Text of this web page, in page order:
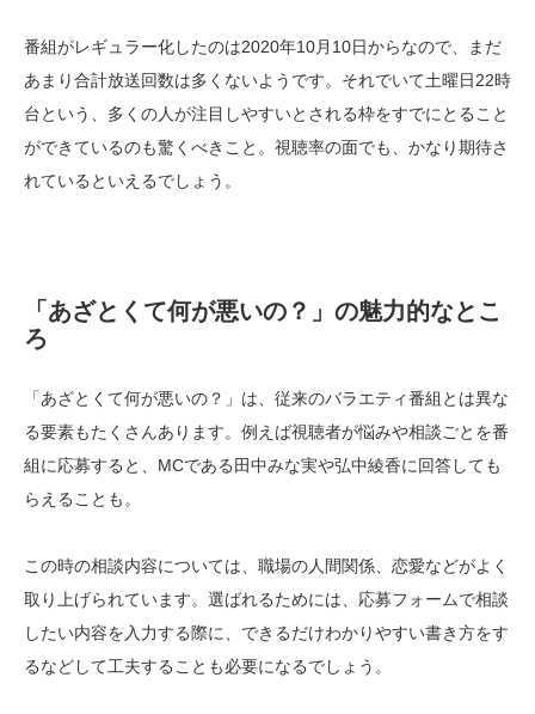
番組がレギュラー化したのは2020年10月10日からなので、まだ
あまり合計放送回数は多くないようです。それでいて土曜日22時
台という、多くの人が注目しやすいとされる枠をすでにとること
ができているのも驚くべきこと。視聴率の面でも、かなり期待さ
れているといえるでしょう。
「あざとくて何が悪いの？」の魅力的なとこ
ろ
「あざとくて何が悪いの？」は、従来のバラエティ番組とは異な
る要素もたくさんあります。例えば視聴者が悩みや相談ごとを番
組に応募すると、MCである田中みな実や弘中綾香に回答しても
らえることも。
この時の相談内容については、職場の人間関係、恋愛などがよく
取り上げられています。選ばれるためには、応募フォームで相談
したい内容を入力する際に、できるだけわかりやすい書き方をす
るなどして工夫することも必要になるでしょう。